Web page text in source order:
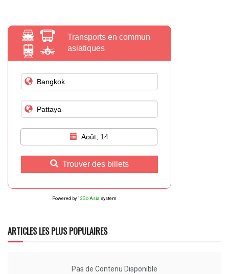
Transports en commun
asiatiques
Août, 14
Trouver des billets
Powered by 12Go Asia system
ARTICLES LES PLUS POPULAIRES
Pas de Contenu Disponible